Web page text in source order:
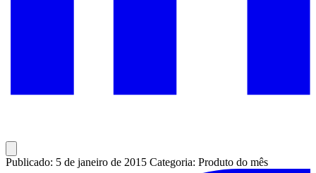
Publicado: 5 de janeiro de 2015 Categoria: Produto do mês